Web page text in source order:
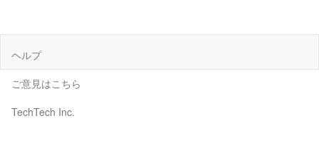
ヘルプ
ご意見はこちら
TechTech Inc.